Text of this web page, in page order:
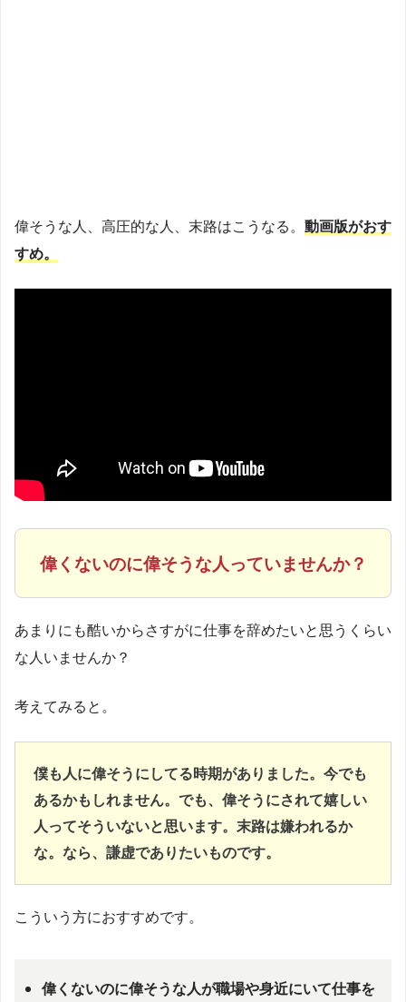
偉そうな人、高圧的な人、末路はこうなる。 動画版がおす
すめ。
偉くないのに偉そうな人っていませんか？
あまりにも酷いからさすがに仕事を辞めたいと思うくらい
な人いませんか？
考えてみると。
僕も人に偉そうにしてる時期がありました。今でも
あるかもしれません。でも、偉そうにされて嬉しい
人ってそういないと思います。末路は嫌われるか
な。なら、謙虚でありたいものです。
こういう方におすすめです。
偉くないのに偉そうな人が職場や身近にいて仕事を